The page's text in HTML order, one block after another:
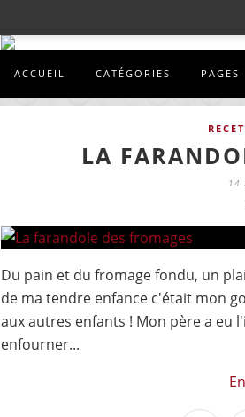
ACCUEIL CATÉGORIES PAGES
LA
14
Du pain et du fromage fondu, un
de ma tendre enfance c'était mon
aux autres enfants ! Mon père a eu
enfourner...